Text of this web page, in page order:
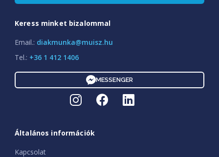
Keress minket bizalommal
Email.: diakmunka@muisz.hu
Tel.: +36 1 412 1406
MESSENGER
Általános információk
Kapcsolat